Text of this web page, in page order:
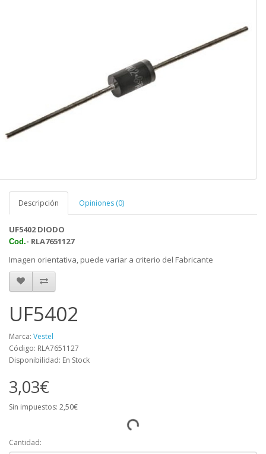
Descripción Opiniones (0)
UF5402 DIODO
Cod.- RLA7651127
Imagen orientativa, puede variar a criterio del Fabricante
UF5402
Marca: Vestel
Código: RLA7651127
Disponibilidad: En Stock
3,03€
Sin impuestos: 2,50€
Cantidad: